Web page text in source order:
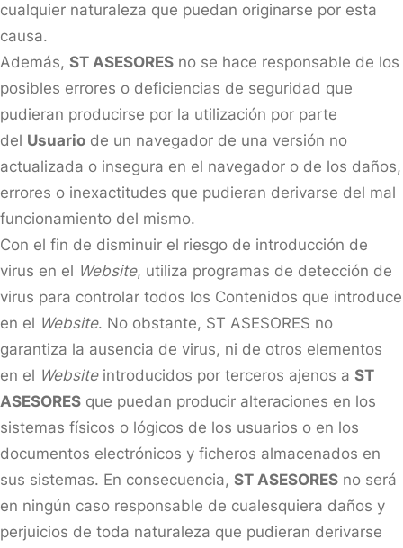
cualquier naturaleza que puedan originarse por esta
causa.
Además, ST ASESORES no se hace responsable de los
posibles errores o deficiencias de seguridad que
pudieran producirse por la utilización por parte
del Usuario de un navegador de una versión no
actualizada o insegura en el navegador o de los daños,
errores o inexactitudes que pudieran derivarse del mal
funcionamiento del mismo.
Con el fin de disminuir el riesgo de introducción de
virus en el Website, utiliza programas de detección de
virus para controlar todos los Contenidos que introduce
en el Website. No obstante, ST ASESORES no
garantiza la ausencia de virus, ni de otros elementos
en el Websiteintroducidos por terceros ajenos a ST
ASESORES que puedan producir alteraciones en los
sistemas físicos o lógicos de los usuarios o en los
documentos electrónicos y ficheros almacenados en
sus sistemas. En consecuencia, ST ASESORES no será
en ningún caso responsable de cualesquiera daños y
perjuicios de toda naturaleza que pudieran derivarse